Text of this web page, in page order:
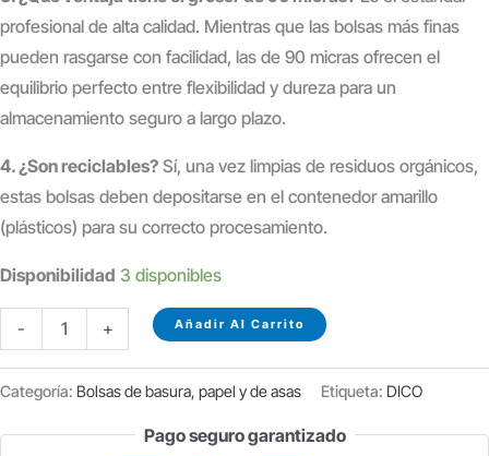
profesional de alta calidad. Mientras que las bolsas más finas
pueden rasgarse con facilidad, las de 90 micras ofrecen el
equilibrio perfecto entre flexibilidad y dureza para un
almacenamiento seguro a largo plazo.
4. ¿Son reciclables? Sí, una vez limpias de residuos orgánicos,
estas bolsas deben depositarse en el contenedor amarillo
(plásticos) para su correcto procesamiento.
Disponibilidad 3 disponibles
-
DE
VACIO
MICRAS
+ Añadir Al Carrito
Categoría: Bolsas de basura, papel y de asas Etiqueta: DICO
Pago seguro garantizado